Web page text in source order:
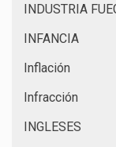
INDUSTRIA
INFANCIA
Inflación
Infracción
INGLESES